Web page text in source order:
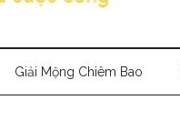
Giải Mộng Chiêm Bao